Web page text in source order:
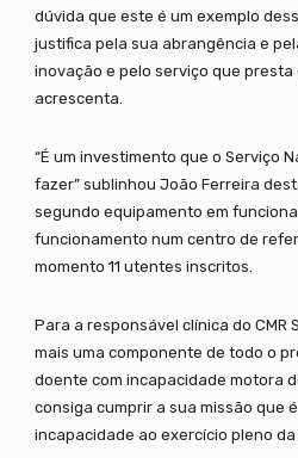
dúvida que este é um exemplo
justifica pela sua abrangência e
inovação e pelo serviço que presta
acrescenta.
“É um investimento que o Serviço
fazer” sublinhou João Ferreira
segundo equipamento em
funcionamento num centro de
momento 11 utentes inscritos.
Para a responsável clínica do CMR
mais uma componente de todo o
doente com incapacidade motora
consiga cumprir a sua missão que
incapacidade ao exercício pleno da